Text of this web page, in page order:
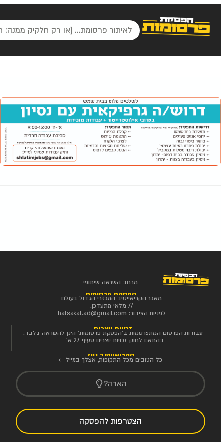
מרחב השראה שיתופי
הפסקת פרסומות
מאגר הקריאייטיב המגזרי הגדול בעולם
// מלאי מתעדכן.
לפניות הציבור: hafsakat.ad@gmail.com
זכויות יוצרים
עבודות הפרסום המתפרסמות ב'הפסקת פרסומות' הינן להשראה בלבד.
בהתאם לחוק זכויות יוצרים סעיף 27 א'
הקריאייטיב ניוז
כל הטובים מכל התקופות, אצלך במייל ←
הארה?
הצטרפות להפסקה